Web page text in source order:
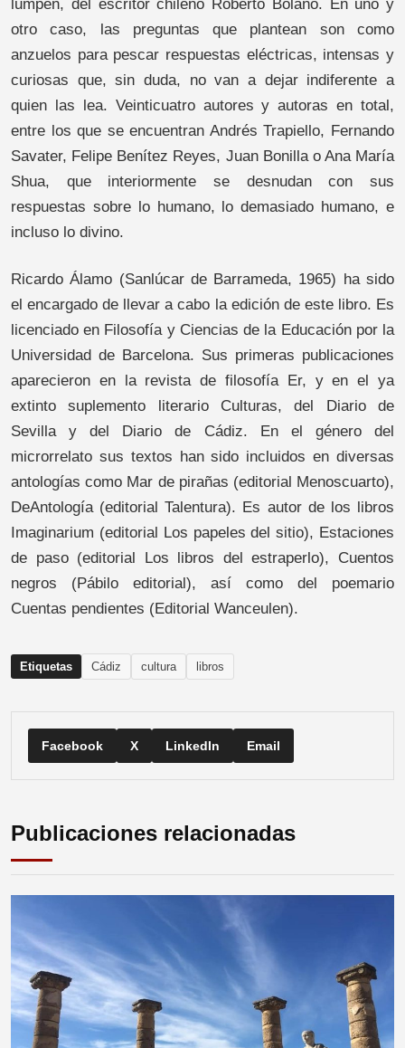
lumpen, del escritor chileno Roberto Bolaño. En uno y
otro caso, las preguntas que plantean son como
anzuelos para pescar respuestas eléctricas, intensas y
curiosas que, sin duda, no van a dejar indiferente a
quien las lea. Veinticuatro autores y autoras en total,
entre los que se encuentran Andrés Trapiello, Fernando
Savater, Felipe Benítez Reyes, Juan Bonilla o Ana María
Shua, que interiormente se desnudan con sus
respuestas sobre lo humano, lo demasiado humano, e
incluso lo divino.
Ricardo Álamo (Sanlúcar de Barrameda, 1965) ha sido
el encargado de llevar a cabo la edición de este libro. Es
licenciado en Filosofía y Ciencias de la Educación por la
Universidad de Barcelona. Sus primeras publicaciones
aparecieron en la revista de filosofía Er, y en el ya
extinto suplemento literario Culturas, del Diario de
Sevilla y del Diario de Cádiz. En el género del
microrrelato sus textos han sido incluidos en diversas
antologías como Mar de pirañas (editorial Menoscuarto),
DeAntología (editorial Talentura). Es autor de los libros
Imaginarium (editorial Los papeles del sitio), Estaciones
de paso (editorial Los libros del estraperlo), Cuentos
negros (Pábilo editorial), así como del poemario
Cuentas pendientes (Editorial Wanceulen).
Etiquetas Cádiz cultura libros
Facebook X LinkedIn Email
Publicaciones relacionadas